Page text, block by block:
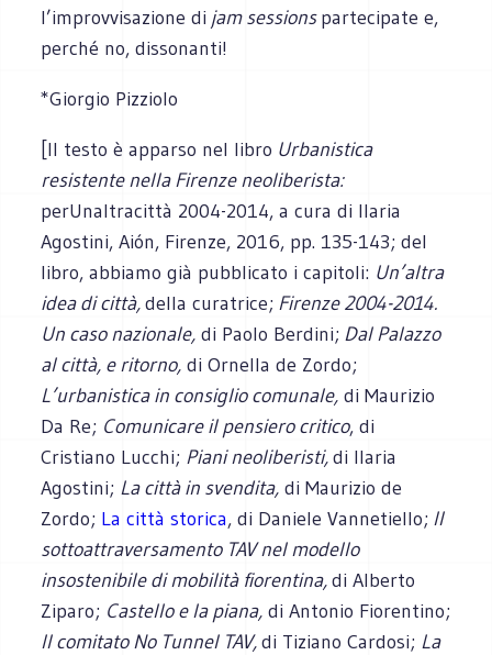
l’improvvisazione di jam sessionspartecipate e,
perché no, dissonanti!
*Giorgio Pizziolo
[Il testo è apparso nel libro Urbanistica
resistente nella Firenze neoliberista:
perUnaltracittà 2004-2014, a cura di Ilaria
Agostini, Aión, Firenze, 2016, pp. 135-143; del
libro, abbiamo già pubblicato i capitoli: Un’altra
idea di città,della curatrice; Firenze 2004-2014.
Un caso nazionale, di Paolo Berdini; Dal Palazzo
al città, e ritorno, di Ornella de Zordo;
L’urbanistica in consiglio comunale, di Maurizio
Da Re; Comunicare il pensiero critico, di
Cristiano Lucchi; Piani neoliberisti,di Ilaria
Agostini; La città in svendita, di Maurizio de
Zordo; La città storica, di Daniele Vannetiello; Il
sottoattraversamento TAV nel modello
insostenibile di mobilità fiorentina,di Alberto
Ziparo; Castello e la piana, di Antonio Fiorentino;
Il comitato No Tunnel TAV,di Tiziano Cardosi; La